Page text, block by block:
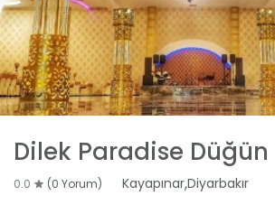
Dilek Paradise
0.0 (0 Yorum) Kayapınar,Diyarbakır